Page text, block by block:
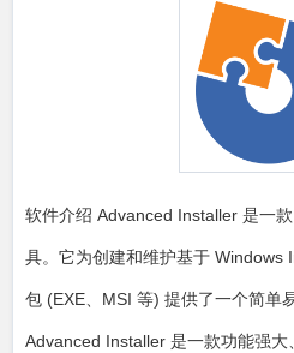
软件介绍 Advanced Installer 是一
具。它为创建和维护基于 Windows
包 (EXE、MSI 等) 提供了一个简单
Advanced Installer 是一款功能强